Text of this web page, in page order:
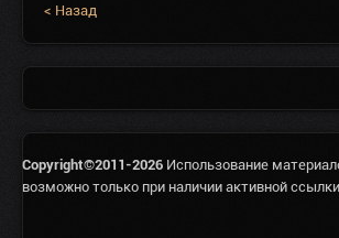
< Назад
Copyright©2011-2026 Использование
возможно только при наличии активной